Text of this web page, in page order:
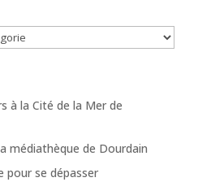
à la Cité de la Mer de
médiathèque de Dourdain
pour se dépasser